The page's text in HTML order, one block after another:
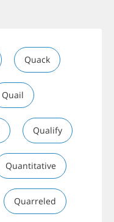
Quack
Quail
Qualify
Quantitative
Quarreled